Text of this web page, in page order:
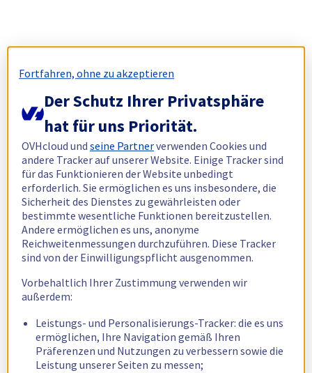
Fortfahren, ohne zu akzeptieren
Der Schutz Ihrer Privatsphäre
hat für uns Priorität.
OVHcloud undseine Partnerverwenden Cookies und
andere Tracker auf unserer Website. Einige Tracker sind
für das Funktionieren der Website unbedingt
erforderlich. Sie ermöglichen es uns insbesondere, die
Sicherheit des Dienstes zu gewährleisten oder
bestimmte wesentliche Funktionen bereitzustellen.
Andere ermöglichen es uns, anonyme
Reichweitenmessungen durchzuführen. Diese Tracker
sind von der Einwilligungspflicht ausgenommen.
Vorbehaltlich Ihrer Zustimmung verwenden wir
außerdem:
Leistungs- und Personalisierungs-Tracker: die es uns
ermöglichen, Ihre Navigation gemäß Ihren
Präferenzen und Nutzungen zu verbessern sowie die
Leistung unserer Seiten zu messen;